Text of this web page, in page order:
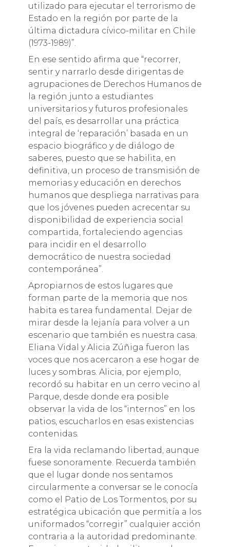
utilizado para ejecutar el terrorismo de
Estado en la región por parte de la
última dictadura cívico-militar en Chile
(1973-1989)”.
En ese sentido afirma que “recorrer,
sentir y narrarlo desde dirigentas de
agrupaciones de Derechos Humanos de
la región junto a estudiantes
universitarios y futuros profesionales
del país, es desarrollar una práctica
integral de ‘reparación’ basada en un
espacio biográfico y de diálogo de
saberes, puesto que se habilita, en
definitiva, un proceso de transmisión de
memorias y educación en derechos
humanos que despliega narrativas para
que los jóvenes pueden acrecentar su
disponibilidad de experiencia social
compartida, fortaleciendo agencias
para incidir en el desarrollo
democrático de nuestra sociedad
contemporánea”.
Apropiarnos de estos lugares que
forman parte de la memoria que nos
habita es tarea fundamental. Dejar de
mirar desde la lejanía para volver a un
escenario que también es nuestra casa.
Eliana Vidal y Alicia Zúñiga fueron las
voces que nos acercaron a ese hogar de
luces y sombras. Alicia, por ejemplo,
recordó su habitar en un cerro vecino al
Parque, desde donde era posible
observar la vida de los “internos” en los
patios, escucharlos en esas existencias
contenidas.
Era la vida reclamando libertad, aunque
fuese sonoramente. Recuerda también
que el lugar donde nos sentamos
circularmente a conversar se le conocía
como el Patio de Los Tormentos, por su
estratégica ubicación que permitía a los
uniformados “corregir” cualquier acción
contraria a la autoridad predominante.